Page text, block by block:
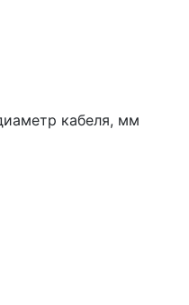
кабеля, мм